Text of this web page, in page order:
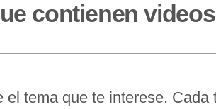
contienen
el tema que te interese.